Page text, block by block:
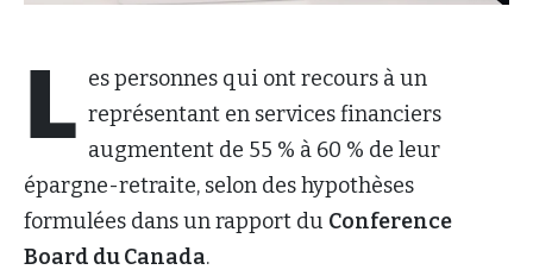
L es personnes qui ont recours à un
représentant en services financiers
augmentent de 55 % à 60 % de leur
épargne-retraite, selon des hypothèses
formulées dans un rapport du Conference
Board du Canada.